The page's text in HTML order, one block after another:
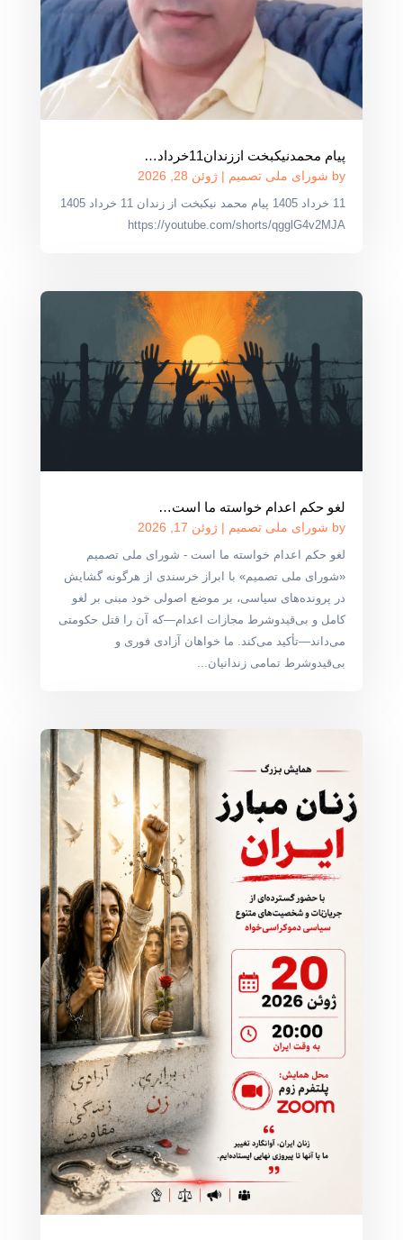
پیام محمدنیکبخت اززندان11خرداد…
by شورای ملی تصمیم | ژوئن 28, 2026
11 خرداد 1405 پیام محمد نیکبخت از زندان 11 خرداد 1405
https://youtube.com/shorts/qgglG4v2MJA
لغو حکم اعدام خواسته ما است…
by شورای ملی تصمیم | ژوئن 17, 2026
لغو حکم اعدام خواسته ما است - شورای ملی تصمیم
«شورای ملی تصمیم» با ابراز خرسندی از هرگونه گشایش
در پرونده‌های سیاسی، بر موضع اصولی خود مبنی بر لغو
کامل و بی‌قیدوشرط مجازات اعدام—که آن را قتل حکومتی
می‌داند—تأکید می‌کند. ما خواهان آزادی فوری و
بی‌قیدوشرط تمامی زندانیان...